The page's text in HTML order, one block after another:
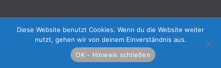
Copyright © 2026Klasse 13a/1976 . Alle Rechte vorbehalten.
von ThemeGrill. Präsentiert von
Diese Website benutzt Cookies. Wenn du die Website weiter
nutzt, gehen wir von deinem Einverständnis aus.
OK - Hinweis schließen